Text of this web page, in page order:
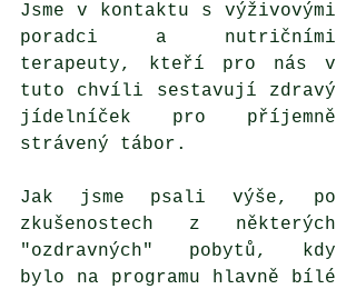
Jsme v kontaktu s výživovými
poradci a nutričními
terapeuty, kteří pro nás v
tuto chvíli sestavují zdravý
jídelníček pro příjemně
strávený tábor.
Jak jsme psali výše, po
zkušenostech z některých
"ozdravných" pobytů, kdy
bylo na programu hlavně bílé